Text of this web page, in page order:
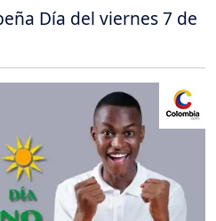
Día del viernes 7 de